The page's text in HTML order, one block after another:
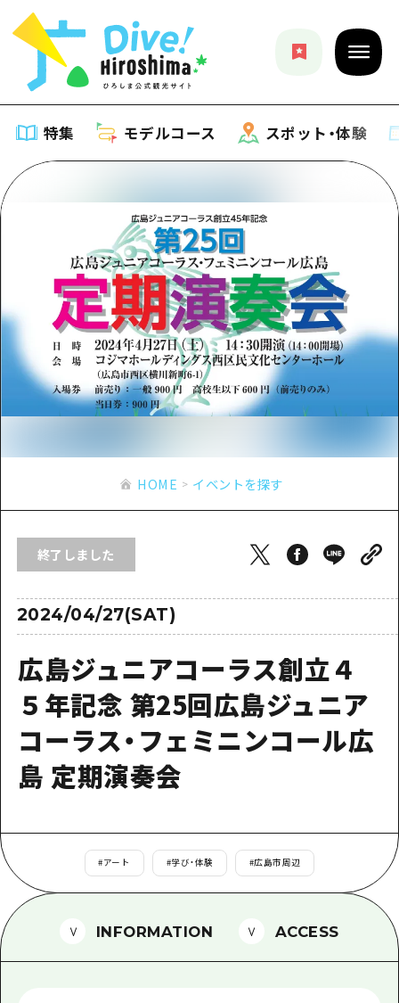
特集 モデルコース スポット・体験
特集
特集一覧
おすすめ
アート
イベント・祭り
グルメ・酒
ショッピング
ナイトライフ
世界遺産
学び・体験
歴史・文化
癒し
自然
モデルコース
モデルコース一覧
Dive! Hiroshima 公式ガイド
広島もしもトラベル
あたらしい非日常
安芸
備後
宮島周辺
山口県東部
弾丸
日帰り
半日
2泊3日
スポット・体験
スポット・体験一覧
広島市周辺
備後
備北
宮島周辺
山口県東部
愛媛県
島根県
イベント
旬情報
お役立ち情報
アクセス
二次交通まとめ
施設の混雑状況のお知らせ
手荷物預かり・配送サービス
広島おもてなしパス
HIROSHIMA FREE Wi-Fi
観光案内所
ボランティアガイド
ユニバーサルツーリズム
ガイドブック
HOME
お問い合わせ
事業者・学校関係者の皆さま
HOME イベントを探す
終了しました
2024/04/27(SAT)
広島ジュニアコーラス創立４
５年記念 第25回広島ジュニア
コーラス・フェミニンコール広
島 定期演奏会
#アート #学び・体験 #広島市周辺
INFORMATION ACCESS